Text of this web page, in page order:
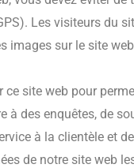
Les visiteurs du
images sur le site
site web pour
à des enquêtes, de
à la clientèle et
de notre site web